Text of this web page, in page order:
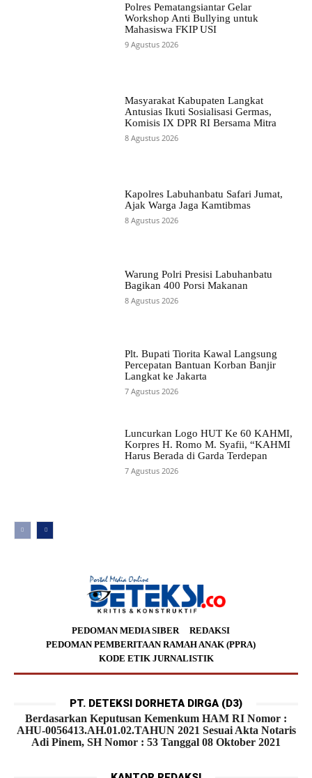
Polres Pematangsiantar Gelar
Workshop Anti Bullying untuk
Mahasiswa FKIP USI
9 Agustus 2026
Masyarakat Kabupaten Langkat
Antusias Ikuti Sosialisasi Germas,
Komisis IX DPR RI Bersama Mitra
8 Agustus 2026
Kapolres Labuhanbatu Safari Jumat,
Ajak Warga Jaga Kamtibmas
8 Agustus 2026
Warung Polri Presisi Labuhanbatu
Bagikan 400 Porsi Makanan
8 Agustus 2026
Plt. Bupati Tiorita Kawal Langsung
Percepatan Bantuan Korban Banjir
Langkat ke Jakarta
7 Agustus 2026
Luncurkan Logo HUT Ke 60 KAHMI,
Korpres H. Romo M. Syafii, “KAHMI
Harus Berada di Garda Terdepan
7 Agustus 2026
PEDOMAN MEDIA SIBER
REDAKSI
PEDOMAN PEMBERITAAN RAMAH ANAK (PPRA)
KODE ETIK JURNALISTIK
PT. DETEKSI DORHETA DIRGA (D3)
Berdasarkan Keputusan Kemenkum HAM RI Nomor :
AHU-0056413.AH.01.02.TAHUN 2021 Sesuai Akta Notaris
Adi Pinem, SH Nomor : 53 Tanggal 08 Oktober 2021